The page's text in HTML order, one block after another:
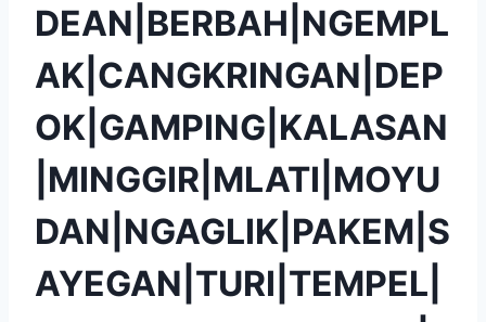
DEAN|BERBAH|NGEMPL
AK|CANGKRINGAN|DEP
OK|GAMPING|KALASAN
|MINGGIR|MLATI|MOYU
DAN|NGAGLIK|PAKEM|S
AYEGAN|TURI|TEMPEL|